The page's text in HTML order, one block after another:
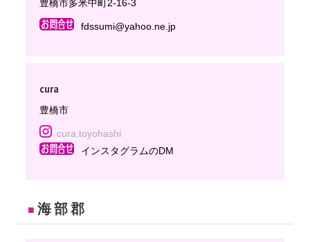
豊橋市多米中町2-16-3
fdssumi@yahoo.ne.jp
cura
豊橋市
cura.toyohashi
インスタグラムのDM
■ 海部郡